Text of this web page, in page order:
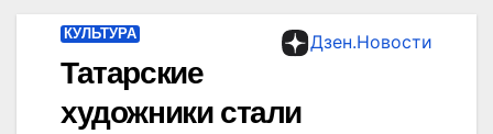
Дзен.Новости
КУЛЬТУРА
Татарские
художники стали